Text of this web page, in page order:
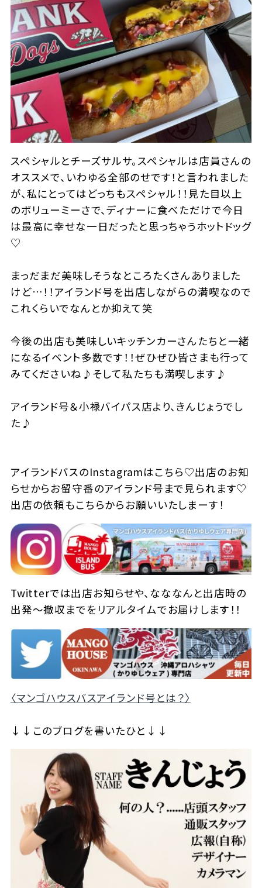
スペシャルとチーズサルサ。スペシャルは店員さんの
オススメで、いわゆる全部のせです！と言われました
が、私にとってはどっちもスペシャル！！見た目以上
のボリューミーさで、ディナーに食べただけで今日
は最高に幸せな一日だったと思っちゃうホットドッグ
♡
まっだまだ美味しそうなところたくさんありました
けど…！！アイランド号を出店しながらの満喫なので
これくらいでなんとか抑えて笑
今後の出店も美味しいキッチンカーさんたちと一緒
になるイベント多数です！！ぜひぜひ皆さまも行って
みてくださいね♪そして私たちも満喫します♪
アイランド号＆小禄バイパス店より、きんじょうでし
た♪
アイランドバスのInstagramはこちら♡出店のお知
らせからお留守番のアイランド号まで見られます♡
出店の依頼もこちらからお願いいたしまーす！
Twitterでは出店お知らせや、なななんと出店時の
出発～撤収までをリアルタイムでお届けします！！
〈マンゴハウスバスアイランド号とは？〉
↓↓このブログを書いたひと↓↓